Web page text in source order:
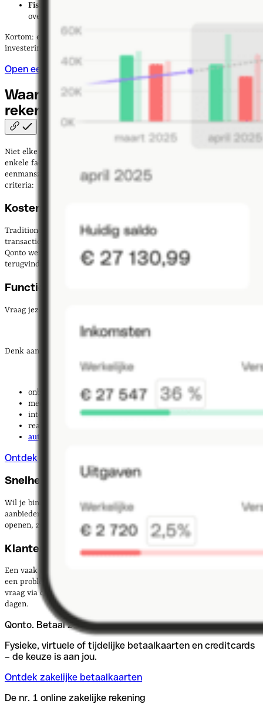
Fiscaal gemak
overzichtelijker.
Kortom: een zakelijke rekening is geen kostenpost, maar een
investering in tijd en rust.
Open een rekening
Waar op letten bij de beste zakelijke
rekening?
Niet elke ondernemer heeft dezelfde behoeften. Een freelancer die
enkele facturen per maand stuurt, zoekt iets anders dan een
eenmanszaak met internationale klanten. Dit zijn de belangrijkste
criteria:
Kosten en prijsstructuur
Traditionele banken rekenen vaak vaste maandkosten plus extra voor
transacties, koppelingen en betaalpassen. Nieuwe aanbieders zoals
Qonto werken transparant: één pakketprijs waarin je alles
terugvindt.
Functionaliteiten
Vraag jezelf af: wat heb ik écht nodig?
Denk aan:
onbeperkt facturenversturen
meerdere
betaalkaarten (ookvirtueel)
integratie metboekhoudsoftware
realtime inzicht in je
automatische incasso's
Ontdek onze betaalkaarten
Snelheid en gemak
Wil je binnen een dag starten, of heb je weken de tijd? Een digitale
aanbieder zoals Qonto laat je volledig online een zakelijke rekening
openen, zonder papierwerk.
Klantenservice
Een vaak onderschat punt. Hoe snel kun je iemand bereiken als er
een probleem is? Qonto beantwoordt gemiddeld binnen 5 minuten je
vraag via chat of telefoon. Bij een traditionele bank duurt dat soms
dagen.
Qonto. Betaal zoals jij wilt.
Fysieke, virtuele of tijdelijke betaalkaarten en creditcards
– de keuze is aan jou.
Ontdek zakelijke betaalkaarten
De nr. 1 online zakelijke rekening